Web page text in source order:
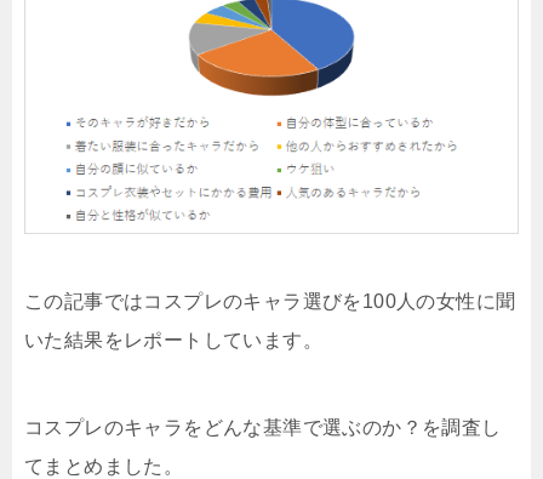
この記事ではコスプレのキャラ選びを100人の女性に聞
いた結果をレポートしています。
コスプレのキャラをどんな基準で選ぶのか？を調査し
てまとめました。